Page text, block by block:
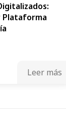
Plataforma
Leer más